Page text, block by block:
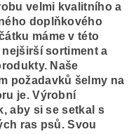
velmi kvalitního a
doplňkového
máme v této
sortiment a
Naše
požadavků šelmy na
je. Výrobní
aby si se setkal s
ras psů. Svou